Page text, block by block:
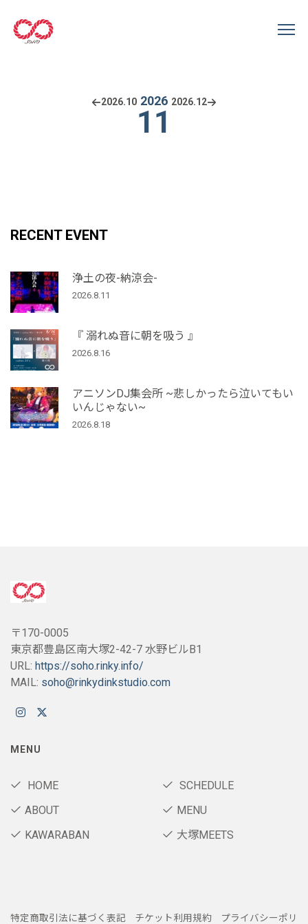
2026.10 2026
11
2026.12
RECENT EVENT
浄土の夜-納涼会-
2026.8.11
『 溺れぬ音に朝を吸う 』
2026.8.16
アニソンDJ集会所 ~悲しかったら泣いてもい
いんじゃない~
2026.8.18
〒170-0005
東京都豊島区南大塚2-42-7 水野ビルB1
URL: https://soho.rinky.info/
MAIL: soho@rinkydinkstudio.com
MENU
HOME
SCHEDULE
ABOUT
MENU
KAWARABAN
大塚MEETS
特定商取引法に基づく表記 チケット利用規約 プライバシーポリ